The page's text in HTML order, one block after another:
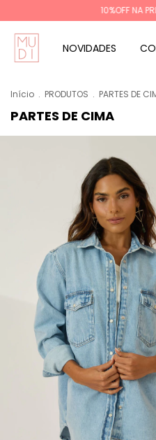
COMPRA: BEMVINDA10
NOVIDADES
Início . PRODUTOS . PARTES DE
PARTES DE CIMA